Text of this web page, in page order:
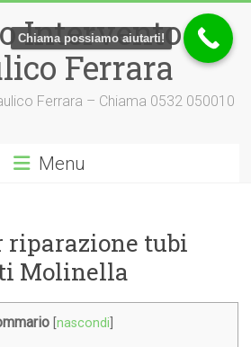
Intervento
Ferrara
Ferrara – Chiama 0532 050010
Menu
riparazione tubi
Molinella
nascondi
Chiama possiamo aiutarti!